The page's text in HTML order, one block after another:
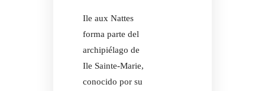
ACTIVIDADES
Ile aux Nattes
forma parte del
archipiélago de
Ile Sainte-Marie,
conocido por su